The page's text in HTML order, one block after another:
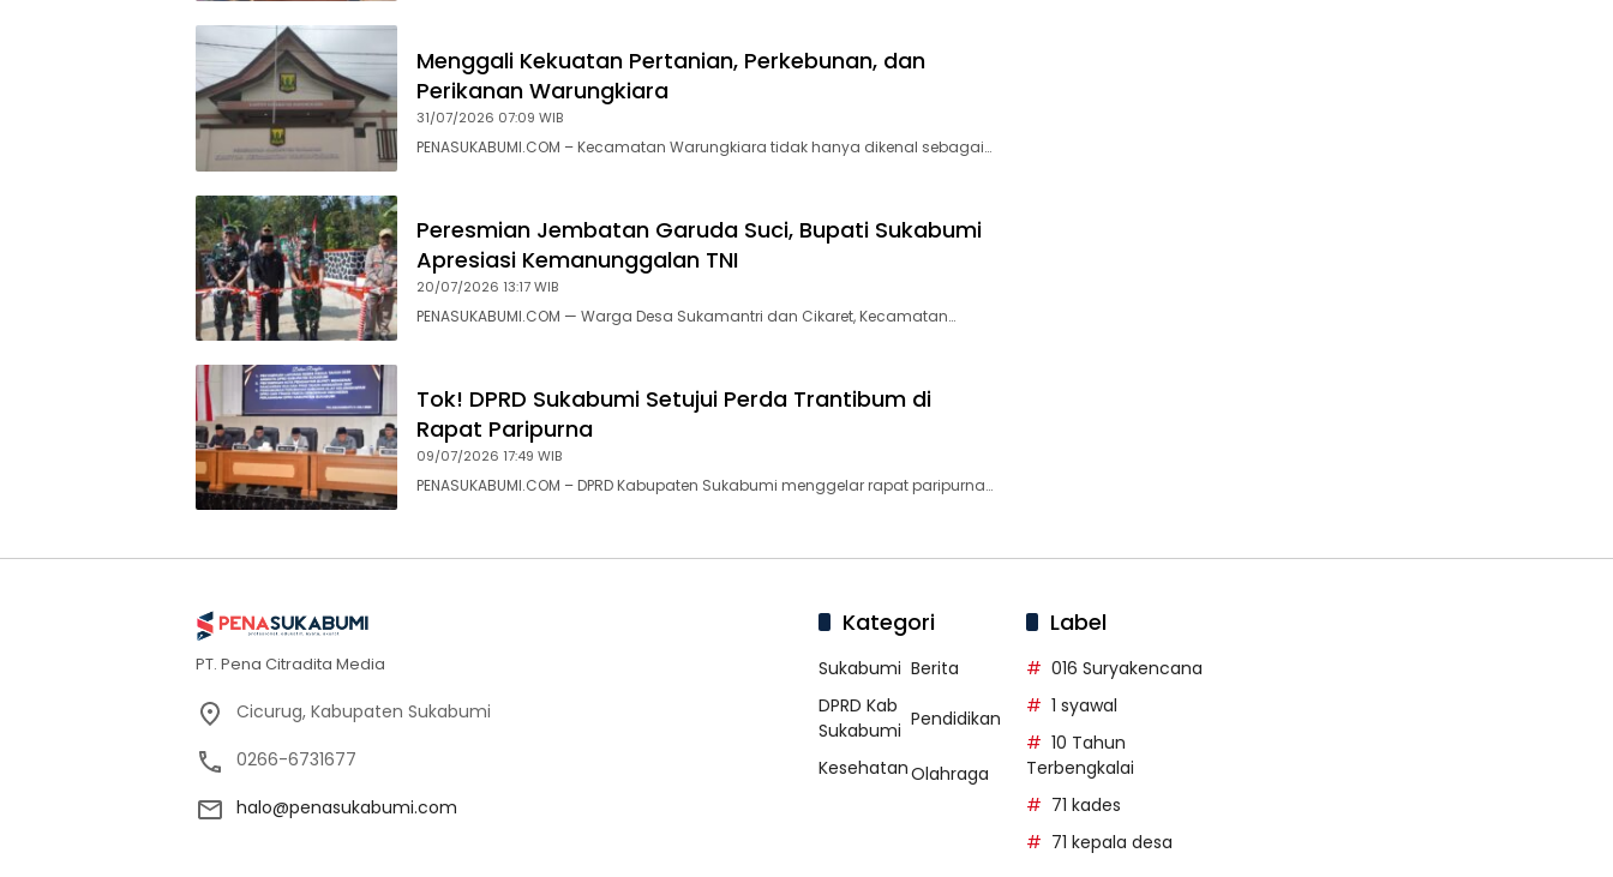
Menggali Kekuatan Pertanian, Perkebunan, dan
Perikanan Warungkiara
31/07/2026 07:09 WIB
PENASUKABUMI.COM – Kecamatan Warungkiara tidak hanya dikenal sebagai…
Peresmian Jembatan Garuda Suci, Bupati Sukabumi
Apresiasi Kemanunggalan TNI
20/07/2026 13:17 WIB
PENASUKABUMI.COM — Warga Desa Sukamantri dan Cikaret, Kecamatan…
Tok! DPRD Sukabumi Setujui Perda Trantibum di
Rapat Paripurna
09/07/2026 17:49 WIB
PENASUKABUMI.COM – DPRD Kabupaten Sukabumi menggelar rapat paripurna…
PT. Pena Citradita Media
Cicurug, Kabupaten Sukabumi
0266-6731677
halo@penasukabumi.com
Kategori
Sukabumi Berita
DPRD Kab
Sukabumi
Pendidikan
KesehatanOlahraga
Label
016 Suryakencana
1 syawal
10 Tahun
Terbengkalai
71 kades
71 kepala desa